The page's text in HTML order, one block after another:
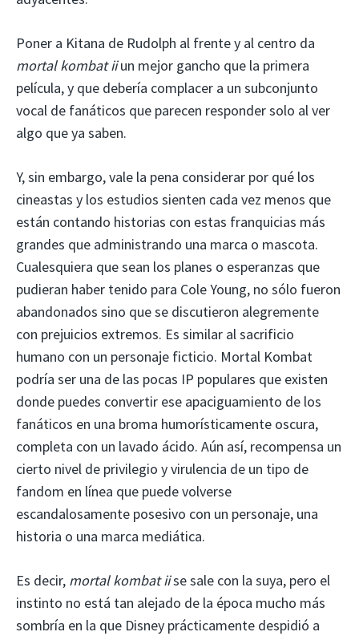
Poner a Kitana de Rudolph al frente y al centro da
mortal kombat iiun mejor gancho que la primera
película, y que debería complacer a un subconjunto
vocal de fanáticos que parecen responder solo al ver
algo que ya saben.
Y, sin embargo, vale la pena considerar por qué los
cineastas y los estudios sienten cada vez menos que
están contando historias con estas franquicias más
grandes que administrando una marca o mascota.
Cualesquiera que sean los planes o esperanzas que
pudieran haber tenido para Cole Young, no sólo fueron
abandonados sino que se discutieron alegremente
con prejuicios extremos. Es similar al sacrificio
humano con un personaje ficticio. Mortal Kombat
podría ser una de las pocas IP populares que existen
donde puedes convertir ese apaciguamiento de los
fanáticos en una broma humorísticamente oscura,
completa con un lavado ácido. Aún así, recompensa un
cierto nivel de privilegio y virulencia de un tipo de
fandom en línea que puede volverse
escandalosamente posesivo con un personaje, una
historia o una marca mediática.
Es decir, mortal kombat iise sale con la suya, pero el
instinto no está tan alejado de la época mucho más
sombría en la que Disney prácticamente despidió a